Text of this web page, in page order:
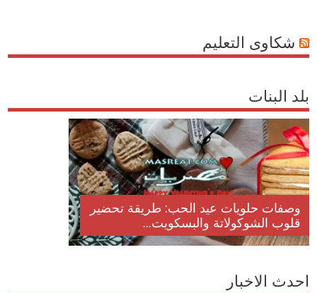
شكاوى التعليم
بلد البنات
وصفات حلويات عيد الحب: طريقة تحضير
قلوب الشوكولاتة والبسكويت...
احدث الاخبار